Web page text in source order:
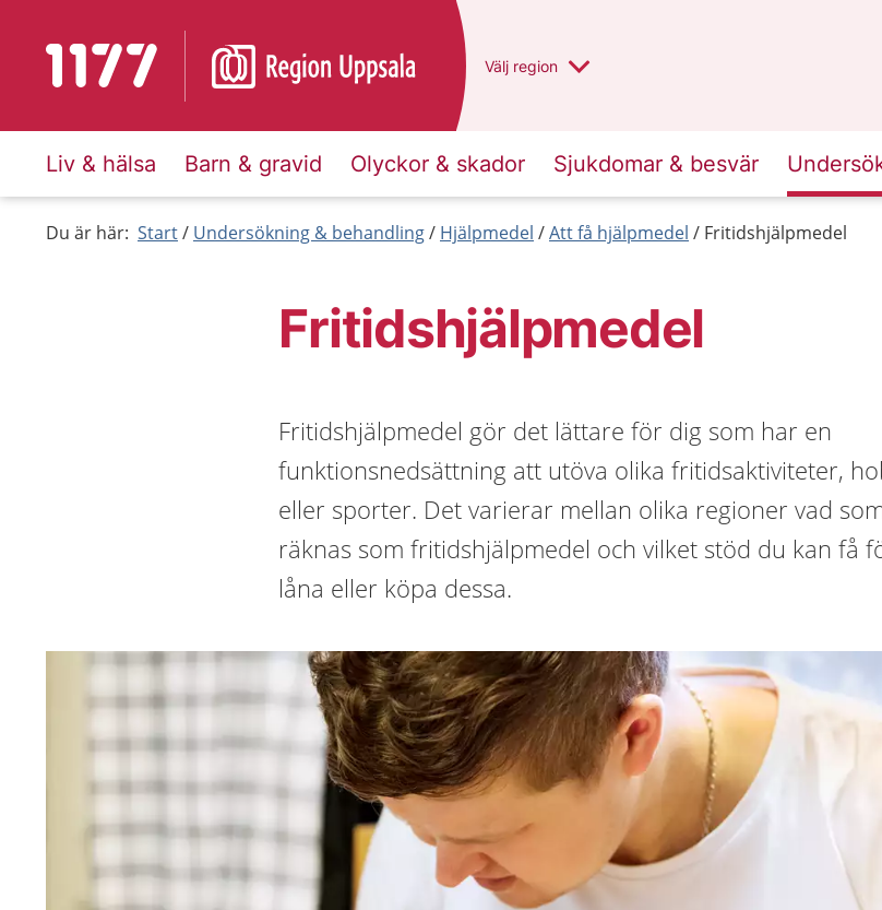
Till startsidan för 1177 Du har valt region
Välj en annan
region
Liv & hälsa Barn & gravid Olyckor & skador Sjukdomar & besvär
Du är här: Start Undersökning & behandling Hjälpmedel Att få hjälpmedel Fritidshjälpmedel
Fritidshjälpmedel
Fritidshjälpmedel gör det lättare för dig som har en
funktionsnedsättning att utöva olika fritidsaktiviteter,
eller sporter. Det varierar mellan olika regioner vad
räknas som fritidshjälpmedel och vilket stöd du kan få
låna eller köpa dessa.